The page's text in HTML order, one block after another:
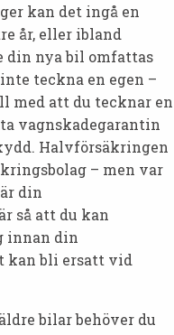
kan det ingå en
år, eller ibland
din nya bil omfattas
teckna en egen –
med att du tecknar en
vagnskadegarantin
Halvförsäkringen
– men var
din
så att du kan
innan din
kan bli ersatt vid
bilar behöver du